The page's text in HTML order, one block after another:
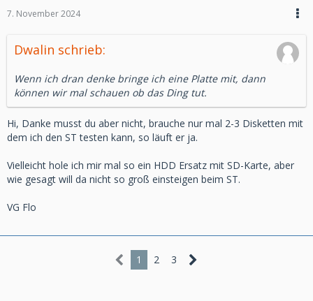
7. November 2024
Dwalin schrieb:
Wenn ich dran denke bringe ich eine Platte mit, dann
können wir mal schauen ob das Ding tut.
Hi, Danke musst du aber nicht, brauche nur mal 2-3 Disketten mit
dem ich den ST testen kann, so läuft er ja.
Vielleicht hole ich mir mal so ein HDD Ersatz mit SD-Karte, aber
wie gesagt will da nicht so groß einsteigen beim ST.
VG Flo
1 2 3